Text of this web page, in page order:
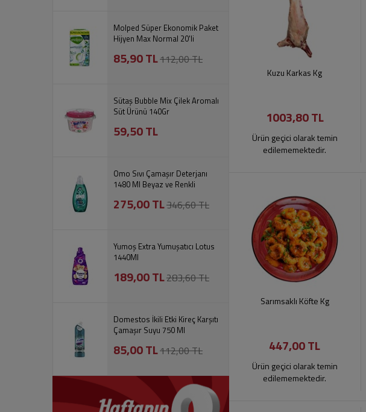
Molped Süper Ekonomik Paket
Hijyen Max Normal 20'li
85,90 TL112,00 TL
Sütaş Bubble Mix Çilek Aromalı
Süt Ürünü 140Gr
59,50 TL
Omo Sıvı Çamaşır Deterjanı
1480 Ml Beyaz ve Renkli
275,00 TL346,60 TL
Yumoş Extra Yumuşatıcı Lotus
1440Ml
189,00 TL283,60 TL
Domestos İkili Etki Kireç Karşıtı
Çamaşır Suyu 750 Ml
85,00 TL112,00 TL
Kuzu Karkas Kg
1003,80 TL
Ürün geçici olarak temin
edilememektedir.
Sarımsaklı Köfte Kg
447,00 TL
Ürün geçici olarak temin
edilememektedir.